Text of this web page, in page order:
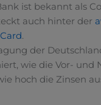
ist bekannt als
auch hinter der
.
der
wie die Vor- und
hoch die Zinsen